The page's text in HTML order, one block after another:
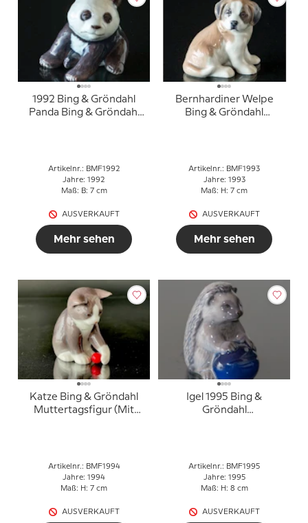
1992 Bing & Gröndahl
Panda Bing & Gröndahl
Artikelnr.: BMF1992
Jahre: 1992
Maß: B: 7 cm
AUSVERKAUFT
Mehr sehen
Bernhardiner Welpe
Bing & Gröndahl
Artikelnr.: BMF1993
Jahre: 1993
Maß: H: 7 cm
AUSVERKAUFT
Mehr sehen
Katze Bing & Gröndahl
Muttertagsfigur (Mit
Artikelnr.: BMF1994
Jahre: 1994
Maß: H: 7 cm
AUSVERKAUFT
Igel 1995 Bing &
Gröndahl
Artikelnr.: BMF1995
Jahre: 1995
Maß: H: 8 cm
AUSVERKAUFT